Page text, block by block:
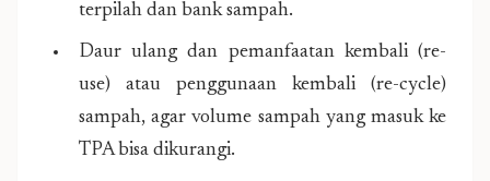
terpilah dan bank sampah.
Daur ulang dan pemanfaatan kembali (re-
use) atau penggunaan kembali (re-cycle)
sampah, agar volume sampah yang masuk ke
TPA bisa dikurangi.